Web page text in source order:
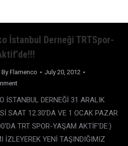
İstanbul Derneği TRTSpor-
By Flamenco
July 20, 2012
İSTANBUL DERNEĞİ 31 ARALIK
SAAT 12.30’DA VE 1 OCAK PAZAR
TRT SPOR-YAŞAM AKTİF’DE:)
İZLEYEREK YENİ TAŞINDIĞIMIZ